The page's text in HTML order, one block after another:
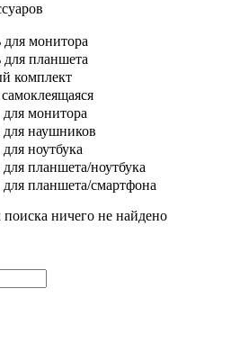
для монитора
для планшета
комплект
для монитора
для наушников
ноутбука
для планшета/ноутбука
для планшета/смартфона
ничего не найдено